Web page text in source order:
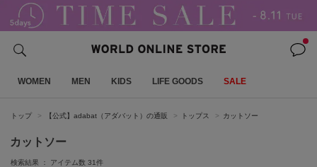
WOMEN MEN KIDS LIFE GOODS SALE
トップ 【公式】adabat（アダバット）の通販 トップス カットソー
カットソー
検索結果 ： アイテム数 31件